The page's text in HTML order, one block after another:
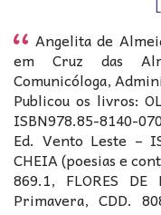
Angelita de
em Cruz das
Comunicóloga,
Publicou os livros:
ISBN978.85-8140-
Ed. Vento Leste –
CHEIA (poesias e
869.1, FLORES DE
Primavera, CDD.